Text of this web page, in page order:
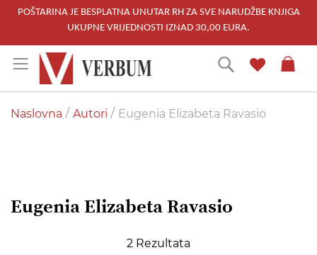
POŠTARINA JE BESPLATNA UNUTAR RH ZA SVE NARUDŽBE KNJIGA
UKUPNE VRIJEDNOSTI IZNAD 30,00 EURA.
to
Content
Traži
Naslovna Autori Eugenia Elizabeta Ravasio
Eugenia Elizabeta Ravasio
2 Rezultata